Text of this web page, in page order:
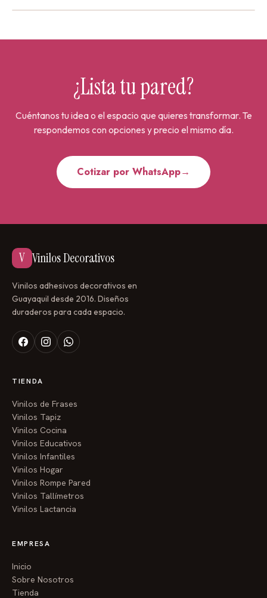
¿Lista tu pared?
Cuéntanos tu idea o el espacio que quieres transformar. Te
respondemos con opciones y precio el mismo día.
Cotizar por WhatsApp→
V Vinilos Decorativos
Vinilos adhesivos decorativos en
Guayaquil desde 2016. Diseños
duraderos para cada espacio.
TIENDA
Vinilos de Frases
Vinilos Tapiz
Vinilos Cocina
Vinilos Educativos
Vinilos Infantiles
Vinilos Hogar
Vinilos Rompe Pared
Vinilos Tallímetros
Vinilos Lactancia
EMPRESA
Inicio
Sobre Nosotros
Tienda